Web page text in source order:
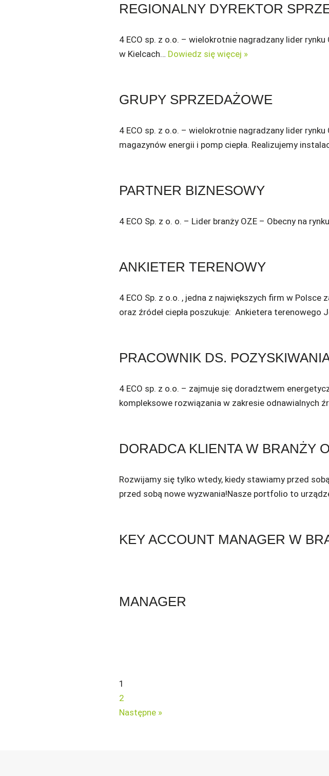
REGIONALNY DYREKTOR
4 ECO sp. z o.o. – wielokrotnie nagradzany lider rynku
w Kielcach… Dowiedz się więcej »
GRUPY SPRZEDAŻOWE
4 ECO sp. z o.o. – wielokrotnie nagradzany lider
magazynów energii i pomp ciepła. Realizujemy
PARTNER BIZNESOWY
4 ECO Sp. z o. o. – Lider branży OZE – Obecny na
ANKIETER TERENOWY
4 ECO Sp. z o.o. , jedna z największych firm w
oraz źródeł ciepła poszukuje: Ankietera terenowego
PRACOWNIK DS.
4 ECO sp. z o.o. – zajmuje się doradztwem
kompleksowe rozwiązania w zakresie odnawialnych
DORADCA KLIENTA W BRANŻY
Rozwijamy się tylko wtedy, kiedy stawiamy przed
przed sobą nowe wyzwania!Nasze portfolio to
KEY ACCOUNT MANAGER W
MANAGER
1
2
Następne »